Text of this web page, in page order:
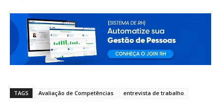
TAGS Avaliação de Competências
entrevista de trabalho